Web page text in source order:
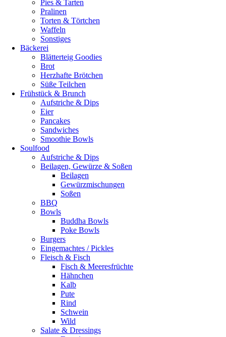
Pies & Tarten
Pralinen
Torten & Törtchen
Waffeln
Sonstiges
Bäckerei
Blätterteig Goodies
Brot
Herzhafte Brötchen
Süße Teilchen
Frühstück & Brunch
Aufstriche & Dips
Eier
Pancakes
Sandwiches
Smoothie Bowls
Soulfood
Aufstriche & Dips
Beilagen, Gewürze & Soßen
Beilagen
Gewürzmischungen
Soßen
BBQ
Bowls
Buddha Bowls
Poke Bowls
Burgers
Eingemachtes / Pickles
Fleisch & Fisch
Fisch & Meeresfrüchte
Hähnchen
Kalb
Pute
Rind
Schwein
Wild
Salate & Dressings